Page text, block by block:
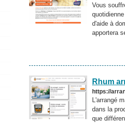
Vous
d'aide à
apportera
Rhum
https://
L'arrangé
dans la
que